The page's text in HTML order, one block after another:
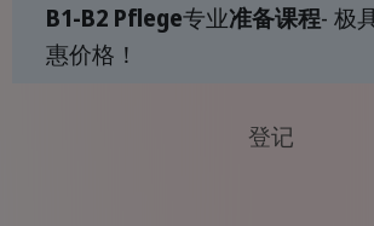
B1-B2 Pflege专业准备课程- 极
惠价格！
登记